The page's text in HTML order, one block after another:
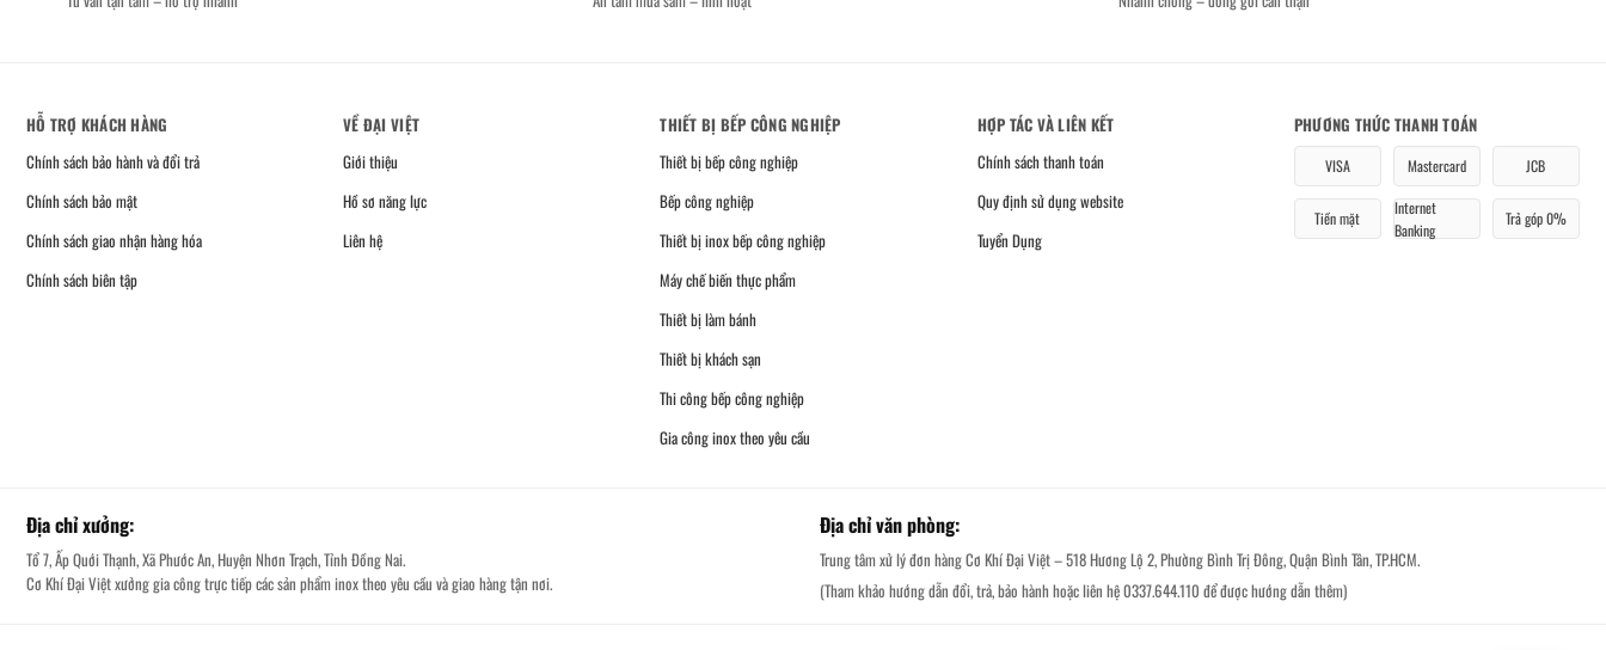
HỖ TRỢ KHÁCH HÀNG
Chính sách bảo hành và đổi trả
Chính sách bảo mật
Chính sách giao nhận hàng hóa
Chính sách biên tập
VỀ ĐẠI VIỆT
Giới thiệu
Hồ sơ năng lực
Liên hệ
THIẾT BỊ BẾP CÔNG NGHIỆP
Thiết bị bếp công nghiệp
Bếp công nghiệp
Thiết bị inox bếp công nghiệp
Máy chế biến thực phẩm
Thiết bị làm bánh
Thiết bị khách sạn
Thi công bếp công nghiệp
Gia công inox theo yêu cầu
HỢP TÁC VÀ LIÊN KẾT
Chính sách thanh toán
Quy định sử dụng website
Tuyển Dụng
PHƯƠNG THỨC THANH TOÁN
VISA Mastercard JCB
Tiền mặt
Internet
Banking
Trả góp 0%
Địa chỉ xưởng:
Tổ 7, Ấp Quới Thạnh, Xã Phước An, Huyện Nhơn Trạch, Tỉnh Đồng Nai.
Cơ Khí Đại Việt xưởng gia công trực tiếp các sản phẩm inox theo yêu cầu và giao hàng tận nơi.
Địa chỉ văn phòng:
Trung tâm xử lý đơn hàng Cơ Khí Đại Việt – 518 Hương Lộ 2, Phường Bình Trị Đông, Quận Bình Tân, TP.HCM.
(Tham khảo hướng dẫn đổi, trả, bảo hành hoặc liên hệ 0337.644.110 để được hướng dẫn thêm)